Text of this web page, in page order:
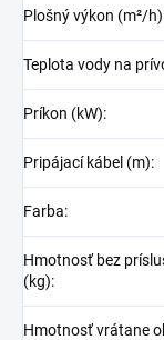
Plošný výkon (m²/h)
Teplota vody na
Príkon (kW):
Pripájací kábel (m):
Farba:
Hmotnosť bez
(kg):
Hmotnosť vrátane